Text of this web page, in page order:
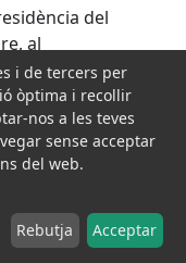
del
al
del
al 2025002067,
conclusions i
i de tercers per
òptima i recollir
nos a les teves
sense acceptar
del web.
Rebutja Acceptar